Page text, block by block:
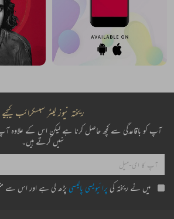
ریختہ نیوز لیٹر سبسکرائب کیجیے
آپ کو باقاعدگی سے کچھ حاصل کرنا ہے لیکن اس کے علاوہ
نہیں کرتے ہیں۔
میں نے ریختہ کی پرائیویسی پالیسی پڑھ لی ہے اور اس سے